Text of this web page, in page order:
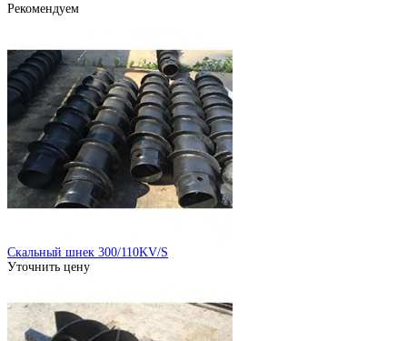
Рекомендуем
Скальный шнек 300/110KV/S
Уточнить цену